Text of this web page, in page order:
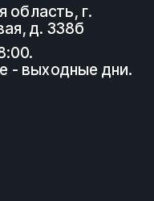
область, г.
д. 338б
- выходные дни.